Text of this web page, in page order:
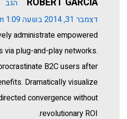
הגב
דצמבר 31, 2014 בשעה 1:09 pm
administrate empowered
via plug-and-play networks.
B2C users after
Dramatically visualize
convergence without
revolutionary ROI.